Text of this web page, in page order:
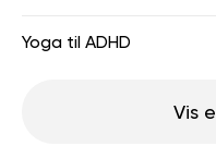
Yoga til ADHD
Vis